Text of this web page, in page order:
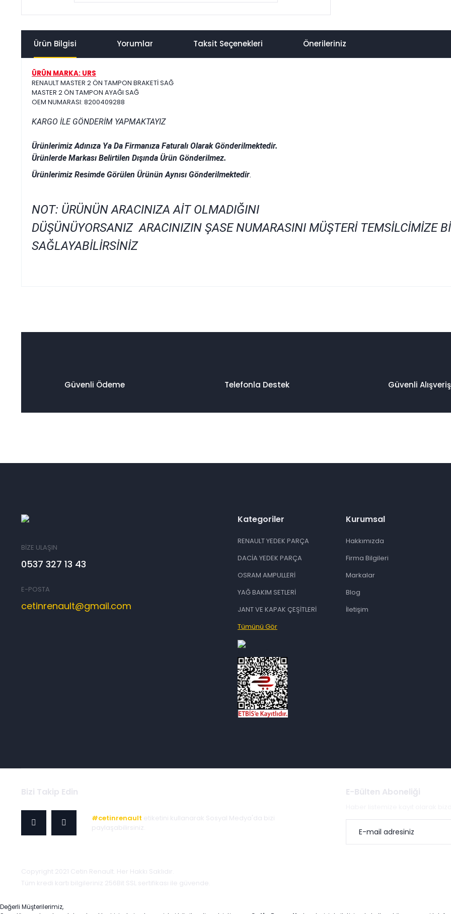
Ürün Bilgisi Yorumlar Taksit Seçenekleri Önerileriniz
ÜRÜN MARKA: URS
RENAULT MASTER 2 ÖN TAMPON BRAKETİ SAĞ
MASTER 2 ÖN TAMPON AYAĞI SAĞ
OEM NUMARASI: 8200409288
KARGO İLE GÖNDERİM YAPMAKTAYIZ
Ürünlerimiz Adınıza Ya Da Firmanıza Faturalı Olarak Gönderilmektedir.
Ürünlerde Markası Belirtilen Dışında Ürün Gönderilmez.
Ürünlerimiz Resimde Görülen Ürünün Aynısı Gönderilmektedir.
NOT: ÜRÜNÜN ARACINIZA AİT OLMADIĞINI
DÜŞÜNÜYORSANIZ ARACINIZIN ŞASE NUMARASINI MÜŞTERİ TEMSİLCİMİZE
SAĞLAYABİLİRSİNİZ
Ürün fiyatı diğer sitelerden daha pahalı.
Güvenli Ödeme Telefonla Destek Güvenli Alışveriş
BİZE ULAŞIN
0537 327 13 43
E-POSTA
cetinrenault@gmail.com
Kategoriler
RENAULT YEDEK PARÇA
DACİA YEDEK PARÇA
OSRAM AMPULLERİ
YAĞ BAKIM SETLERİ
JANT VE KAPAK ÇEŞİTLERİ
Tümünü Gör
Kurumsal
Hakkımızda
Firma Bilgileri
Markalar
Blog
İletişim
Bizi Takip Edin
#cetinrenault etiketini kullanarak Sosyal Medya'da bizi
paylaşabilirsiniz.
E-Bülten Aboneliği
Copyright 2021 Cetin Renault. Her Hakkı Saklıdır.
Tüm kredi kartı bilgileriniz 256Bit SSL sertifikası ile güvende.
Değerli Müşterilerimiz,